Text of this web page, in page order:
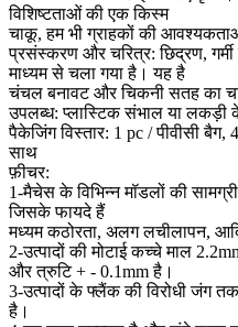
विशिष्टताओं की एक किस्म
चाकू, हम भी ग्राहकों की
प्रसंस्करण और चरित्र: छिद्रण,
माध्यम से चला गया है। यह है
चंचल बनावट और चिकनी सतह का
उपलब्ध: प्लास्टिक संभाल या
पैकेजिंग विस्तार: 1 pc / पीवीसी
साथ
फ़ीचर:
1-मैचेस के विभिन्न मॉडलों की
जिसके फायदे हैं
मध्यम कठोरता, अलग लचीलापन,
2-उत्पादों की मोटाई कच्चे माल
और त्रुटि + - 0.1mm है।
3-उत्पादों के फ्लैंक की विरोधी जंग
है।